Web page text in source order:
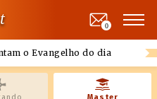
o Evangelho do dia
0